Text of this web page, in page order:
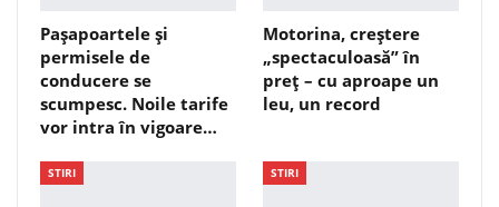
Pașapoartele și
permisele de
conducere se
scumpesc. Noile tarife
vor intra în vigoare…
Motorina, creștere
„spectaculoasă” în
preț – cu aproape un
leu, un record
STIRI STIRI